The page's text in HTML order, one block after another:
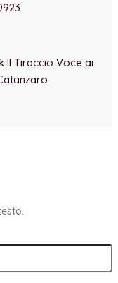
Il Tiraccio Voce ai